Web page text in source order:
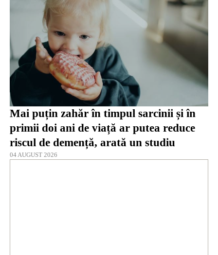
Mai puțin zahăr în timpul sarcinii și în
primii doi ani de viață ar putea reduce
riscul de demență, arată un studiu
04 AUGUST 2026